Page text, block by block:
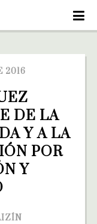
2016
DE LA
Y A LA
POR
Y